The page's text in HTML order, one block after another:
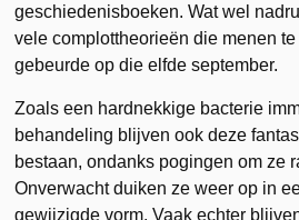
geschiedenisboeken. Wat wel
vele complottheorieën die menen te
gebeurde op die elfde september.
Zoals een hardnekkige bacterie
behandeling blijven ook deze
bestaan, ondanks pogingen om ze
Onverwacht duiken ze weer op in
gewijzigde vorm. Vaak echter